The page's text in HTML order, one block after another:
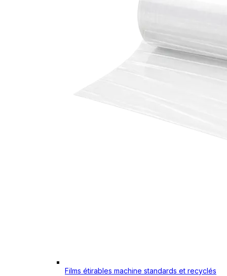
Films étirables machine standards et recyclés